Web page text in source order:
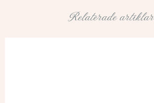
Relaterade artiklar